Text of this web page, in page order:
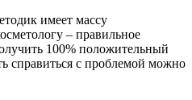
имеет массу
– правильное
100% положительный
справиться с проблемой можно